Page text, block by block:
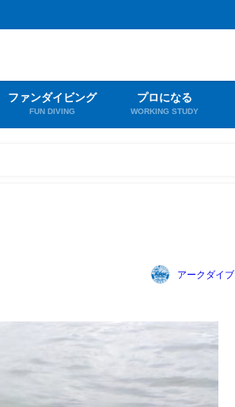
ファンダイビング
FUN DIVING
プロになる
WORKING STUDY
アークダイブ